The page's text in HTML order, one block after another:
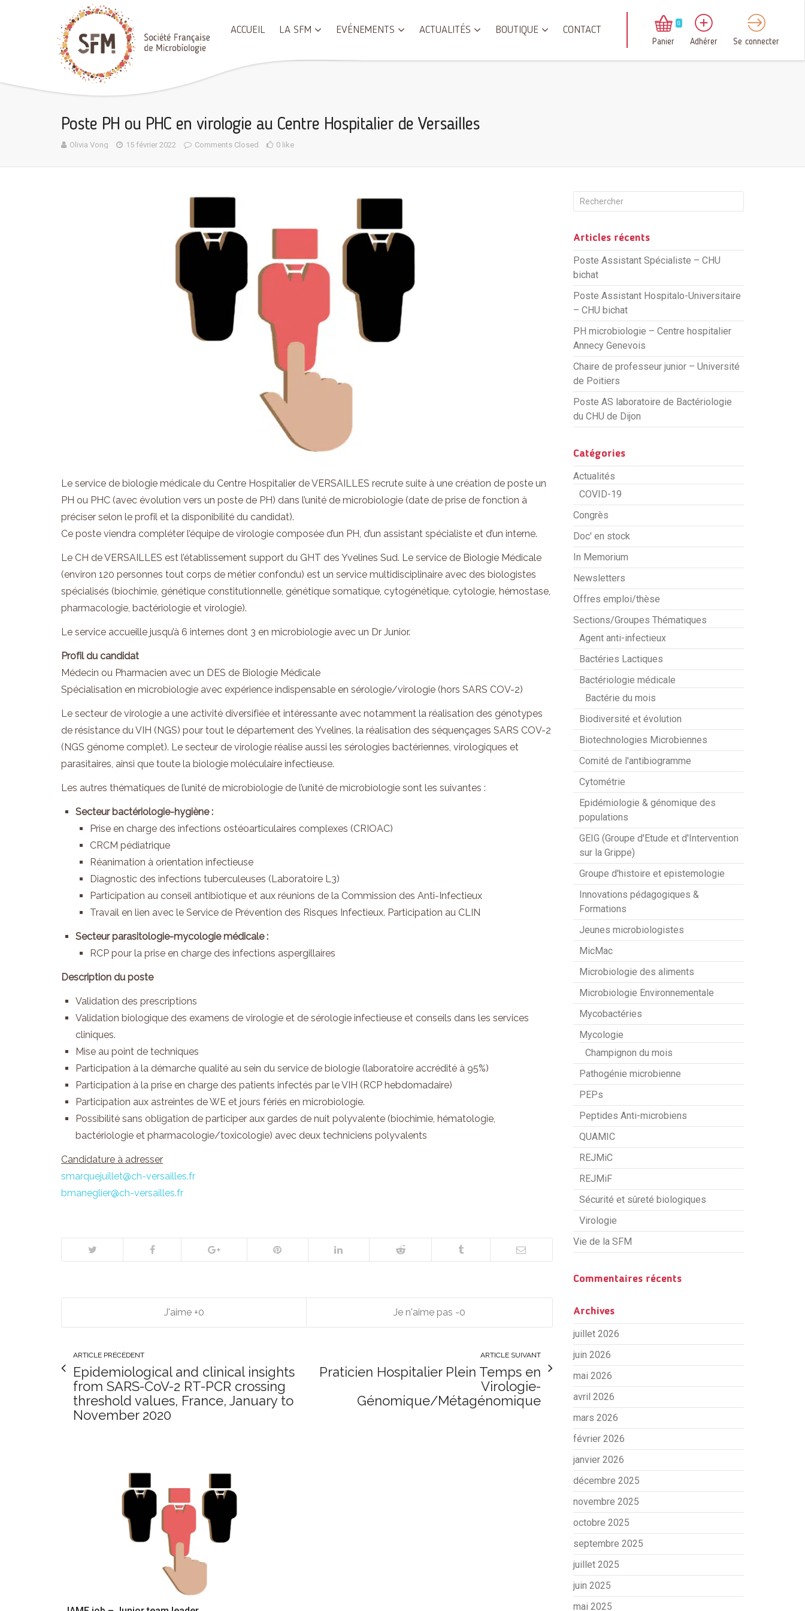
ACCUEIL LA SFM EVÉNEMENTS ACTUALITÉS BOUTIQUE CONTACT
0
Panier Adhérer Se connecter
Poste PH ou PHC en virologie au Centre Hospitalier de Versailles
Olivia Vong 15 février 2022 Comments Closed 0 like
Le service de biologie médicale du Centre Hospitalier de VERSAILLES recrute suite à une création de poste un
PH ou PHC (avec évolution vers un poste de PH) dans l’unité de microbiologie (date de prise de fonction à
préciser selon le profil et la disponibilité du candidat).
Ce poste viendra compléter l’équipe de virologie composée d’un PH, d’un assistant spécialiste et d’un interne.
Le CH de VERSAILLES est l’établissement support du GHT des Yvelines Sud. Le service de Biologie Médicale
(environ 120 personnes tout corps de métier confondu) est un service multidisciplinaire avec des biologistes
spécialisés (biochimie, génétique constitutionnelle, génétique somatique, cytogénétique, cytologie, hémostase,
pharmacologie, bactériologie et virologie).
Le service accueille jusqu’à 6 internes dont 3 en microbiologie avec un Dr Junior.
Profil du candidat
Médecin ou Pharmacien avec un DES de Biologie Médicale
Spécialisation en microbiologie avec expérience indispensable en sérologie/virologie (hors SARS COV-2)
Le secteur de virologie a une activité diversifiée et intéressante avec notamment la réalisation des génotypes
de résistance du VIH (NGS) pour tout le département des Yvelines, la réalisation des séquençages SARS COV-2
(NGS génome complet). Le secteur de virologie réalise aussi les sérologies bactériennes, virologiques et
parasitaires, ainsi que toute la biologie moléculaire infectieuse.
Les autres thématiques de l’unité de microbiologie de l’unité de microbiologie sont les suivantes :
Secteur bactériologie-hygiène :
Prise en charge des infections ostéoarticulaires complexes (CRIOAC)
CRCM pédiatrique
Réanimation à orientation infectieuse
Diagnostic des infections tuberculeuses (Laboratoire L3)
Participation au conseil antibiotique et aux réunions de la Commission des Anti-Infectieux
Travail en lien avec le Service de Prévention des Risques Infectieux. Participation au CLIN
Secteur parasitologie-mycologie médicale :
RCP pour la prise en charge des infections aspergillaires
Description du poste
Validation des prescriptions
Validation biologique des examens de virologie et de sérologie infectieuse et conseils dans les services
cliniques.
Mise au point de techniques
Participation à la démarche qualité au sein du service de biologie (laboratoire accrédité à 95%)
Participation à la prise en charge des patients infectés par le VIH (RCP hebdomadaire)
Participation aux astreintes de WE et jours fériés en microbiologie.
Possibilité sans obligation de participer aux gardes de nuit polyvalente (biochimie, hématologie,
bactériologie et pharmacologie/toxicologie) avec deux techniciens polyvalents
Candidature à adresser
smarquejuillet@ch-versailles.fr
bmaneglier@ch-versailles.fr
0 0
ARTICLE PRÉCÉDENT
Epidemiological and clinical insights
from SARS-CoV-2 RT-PCR crossing
threshold values, France, January to
November 2020
ARTICLE SUIVANT
Praticien Hospitalier Plein Temps en
Virologie-
Génomique/Métagénomique
Articles récents
Poste Assistant Spécialiste – CHU
bichat
Poste Assistant Hospitalo-Universitaire
– CHU bichat
PH microbiologie – Centre hospitalier
Annecy Genevois
Chaire de professeur junior – Université
de Poitiers
Poste AS laboratoire de Bactériologie
du CHU de Dijon
Catégories
Actualités
COVID-19
Congrès
Doc' en stock
In Memorium
Newsletters
Offres emploi/thèse
Sections/Groupes Thématiques
Agent anti-infectieux
Bactéries Lactiques
Bactériologie médicale
Bactérie du mois
Biodiversité et évolution
Biotechnologies Microbiennes
Comité de l'antibiogramme
Cytométrie
Epidémiologie & génomique des
populations
GEIG (Groupe d'Etude et d'Intervention
sur la Grippe)
Groupe d'histoire et epistemologie
Innovations pédagogiques &
Formations
Jeunes microbiologistes
MicMac
Microbiologie des aliments
Microbiologie Environnementale
Mycobactéries
Mycologie
Champignon du mois
Pathogénie microbienne
PEPs
Peptides Anti-microbiens
QUAMIC
REJMiC
REJMiF
Sécurité et sûreté biologiques
Virologie
Vie de la SFM
Commentaires récents
Archives
juillet 2026
juin 2026
mai 2026
avril 2026
mars 2026
février 2026
janvier 2026
décembre 2025
novembre 2025
octobre 2025
septembre 2025
juillet 2025
juin 2025
mai 2025